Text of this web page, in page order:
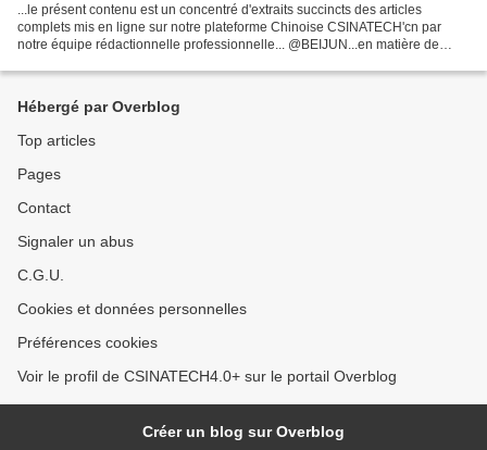
...le présent contenu est un concentré d'extraits succincts des articles
complets mis en ligne sur notre plateforme Chinoise CSINATECH'cn par
notre équipe rédactionnelle professionnelle... @BEIJUN...en matière de
Hébergé par Overblog
Top articles
Pages
Contact
Signaler un abus
C.G.U.
Cookies et données personnelles
Préférences cookies
Voir le profil de CSINATECH4.0+ sur le portail Overblog
Créer un blog sur Overblog